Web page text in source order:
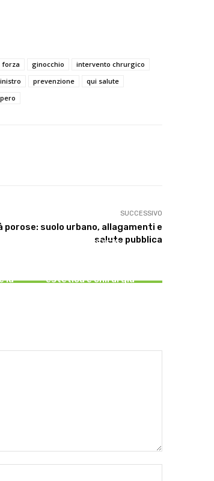
forza ginocchio
intervento chrurgico
prevenzione
qui salute
SUCCESSIVO
porose: suolo urbano, allagamenti e
salute pubblica
la
MEDICINA ESTETICA
estetica e chirurgia –